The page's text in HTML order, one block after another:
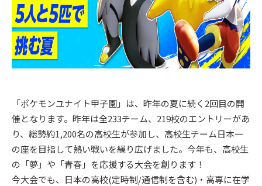
「ポケモンユナイト甲子園」は、昨年の夏に続く2回目の開
催となります。昨年は全233チーム、219校のエントリーがあ
り、総勢約1,200名の高校生が参加し、高校生チーム日本一
の座を目指して熱い戦いを繰り広げました。今年も、高校生
の「夢」や「青春」を応援する大会を創ります！
今大会でも、日本の高校(定時制/通信制を含む)・高専に在学